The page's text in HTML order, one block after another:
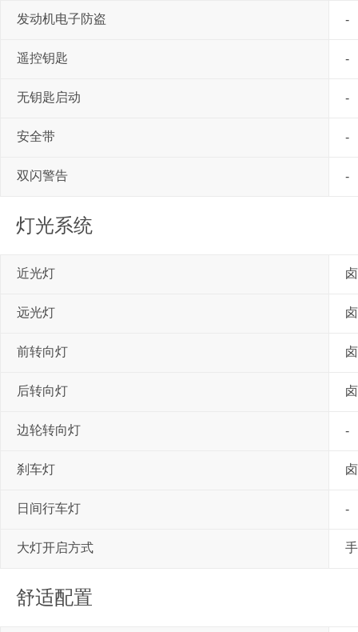
发动机电子防盗 -
遥控钥匙 -
无钥匙启动 -
安全带 -
双闪警告 -
灯光系统
近光灯
远光灯
前转向灯
后转向灯
边轮转向灯 -
刹车灯
日间行车灯 -
大灯开启方式
舒适配置